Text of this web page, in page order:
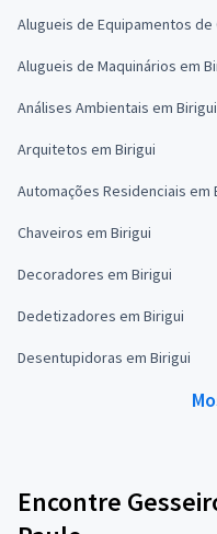
Alugueis de Equipamentos de
Alugueis de Maquinários em
Análises Ambientais em Birigui
Arquitetos em Birigui
Automações Residenciais em
Chaveiros em Birigui
Decoradores em Birigui
Dedetizadores em Birigui
Desentupidoras em Birigui
Encontre